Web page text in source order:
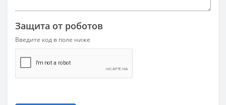
Защита от роботов
Введите код в поле ниже